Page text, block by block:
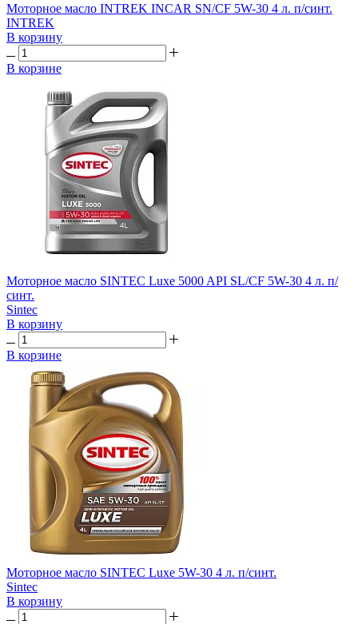
Моторное масло INTREK INCAR SN/CF 5W-30 4 л. п/синт.
INTREK
В корзину
В корзине
Моторное масло SINTEC Luxe 5000 API SL/CF 5W-30 4 л. п/
синт.
Sintec
В корзину
В корзине
Моторное масло SINTEC Luxe 5W-30 4 л. п/синт.
Sintec
В корзину